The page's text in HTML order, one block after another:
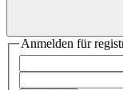
Anmelden für